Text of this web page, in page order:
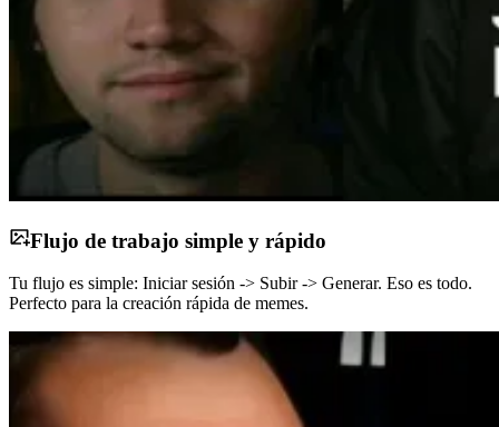
Flujo de trabajo simple y rápido
Tu flujo es simple: Iniciar sesión -> Subir -> Generar. Eso es todo.
Perfecto para la creación rápida de memes.